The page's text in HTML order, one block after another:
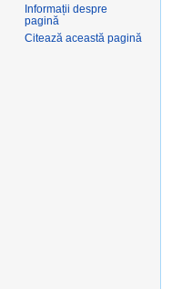
Informații despre
pagină
Citează această pagină